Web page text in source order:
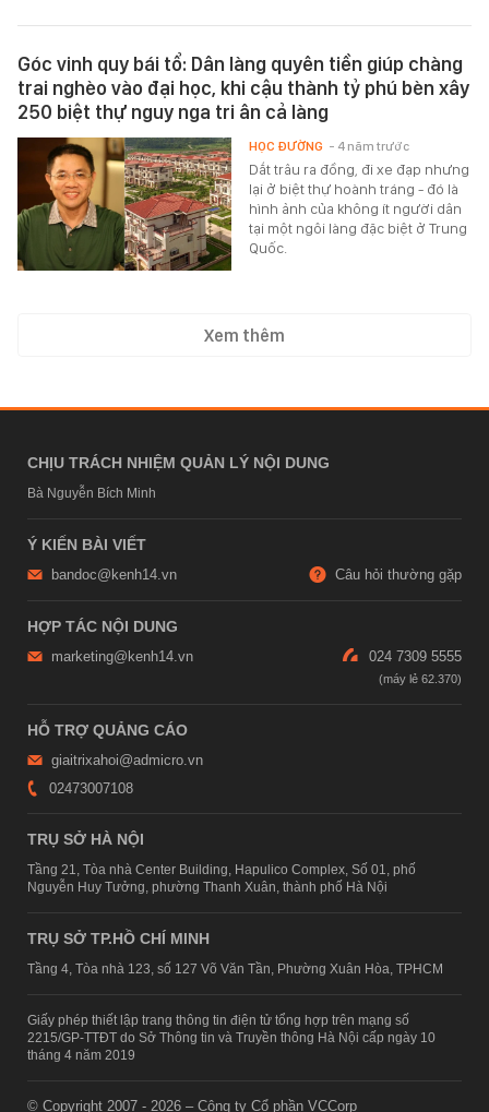
Góc vinh quy bái tổ: Dân làng quyên tiền giúp chàng
trai nghèo vào đại học, khi cậu thành tỷ phú bèn xây
250 biệt thự nguy nga tri ân cả làng
Dắt trâu ra đồng, đi xe đạp nhưng
lại ở biệt thự hoành tráng - đó là
hình ảnh của không ít người dân
tại một ngôi làng đặc biệt ở Trung
Quốc.
HỌC ĐƯỜNG - 4 năm trước
Xem thêm
CHỊU TRÁCH NHIỆM QUẢN LÝ NỘI DUNG
Bà Nguyễn Bích Minh
Ý KIẾN BÀI VIẾT
bandoc@kenh14.vn Câu hỏi thường gặp
HỢP TÁC NỘI DUNG
marketing@kenh14.vn 024 7309 5555
HỖ TRỢ QUẢNG CÁO
giaitrixahoi@admicro.vn
02473007108
TRỤ SỞ HÀ NỘI
Tầng 21, Tòa nhà Center Building, Hapulico Complex, Số 01, phố
Nguyễn Huy Tưởng, phường Thanh Xuân, thành phố Hà Nội
TRỤ SỞ TP.HỒ CHÍ MINH
Tầng 4, Tòa nhà 123, số 127 Võ Văn Tần, Phường Xuân Hòa, TPHCM
Giấy phép thiết lập trang thông tin điện tử tổng hợp trên mạng số
2215/GP-TTĐT do Sở Thông tin và Truyền thông Hà Nội cấp ngày 10
tháng 4 năm 2019
© Copyright 2007 - 2026 – Công ty Cổ phần VCCorp